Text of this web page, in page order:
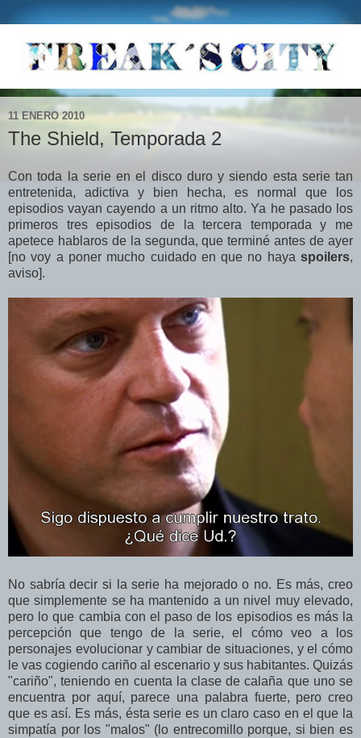
11 ENERO 2010
The Shield, Temporada 2
Con toda la serie en el disco duro y siendo esta serie tan
entretenida, adictiva y bien hecha, es normal que los
episodios vayan cayendo a un ritmo alto. Ya he pasado los
primeros tres episodios de la tercera temporada y me
apetece hablaros de la segunda, que terminé antes de ayer
[no voy a poner mucho cuidado en que no haya spoilers,
aviso].
No sabría decir si la serie ha mejorado o no. Es más, creo
que simplemente se ha mantenido a un nivel muy elevado,
pero lo que cambia con el paso de los episodios es más la
percepción que tengo de la serie, el cómo veo a los
personajes evolucionar y cambiar de situaciones, y el cómo
le vas cogiendo cariño al escenario y sus habitantes. Quizás
"cariño", teniendo en cuenta la clase de calaña que uno se
encuentra por aquí, parece una palabra fuerte, pero creo
que es así. Es más, ésta serie es un claro caso en el que la
simpatía por los "malos" (lo entrecomillo porque, si bien es